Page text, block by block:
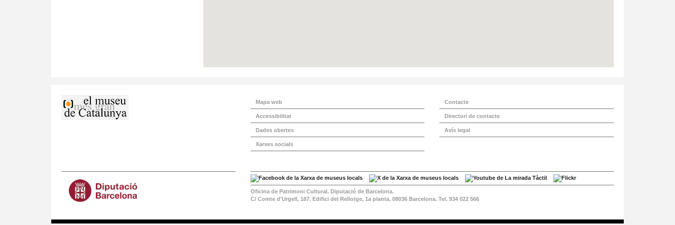
Mapa web Contacte
Accessibilitat Directori de contacte
Dades obertes Avís legal
Xarxes socials
Oficina de Patrimoni Cultural. Diputació de Barcelona.
C/ Comte d'Urgell, 187. Edifici del Rellotge, 1a planta. 08036 Barcelona. Tel. 934 022 566